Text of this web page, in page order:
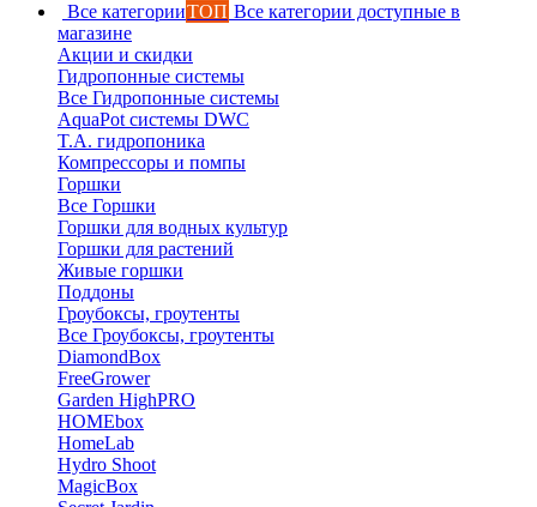
Все категорииТОП Все категории доступные в
магазине
Акции и скидки
Гидропонные системы
Все Гидропонные системы
AquaPot системы DWC
T.A. гидропоника
Компрессоры и помпы
Горшки
Все Горшки
Горшки для водных культур
Горшки для растений
Живые горшки
Поддоны
Гроубоксы, гроутенты
Все Гроубоксы, гроутенты
DiamondBox
FreeGrower
Garden HighPRO
HOMEbox
HomeLab
Hydro Shoot
MagicBox